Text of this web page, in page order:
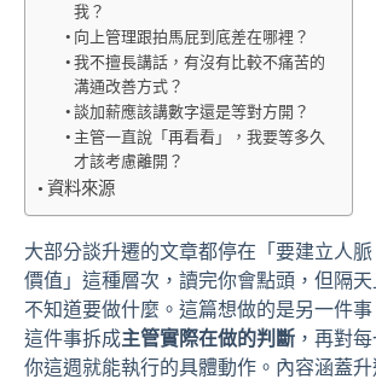
我？
向上管理跟拍馬屁到底差在哪裡？
我不擅長講話，有沒有比較不痛苦的
溝通改善方式？
談加薪應該講數字還是等對方開？
主管一直說「再看看」，我要等多久
才該考慮離開？
資料來源
大部分談升遷的文章都停在「要建立人
價值」這種層次，讀完你會點頭，但隔
不知道要做什麼。這篇想做的是另一件
這件事拆成主管實際在做的判斷 ，再對
你這週就能執行的具體動作。內容涵蓋